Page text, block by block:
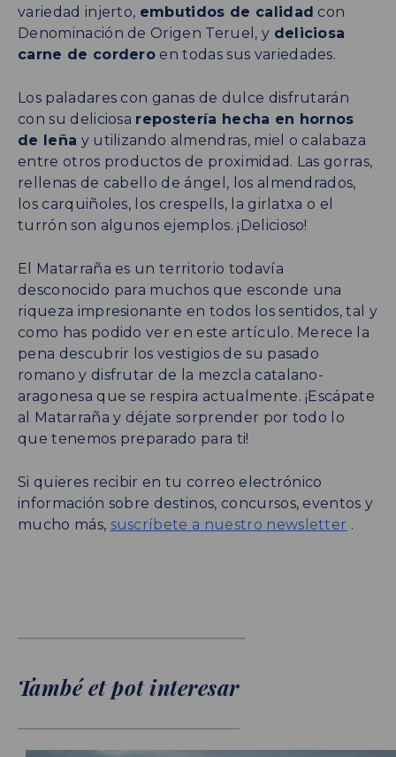
variedad injerto, embutidos de calidad con
Denominación de Origen Teruel, y deliciosa
carne de cordero en todas sus variedades.
Los paladares con ganas de dulce disfrutarán
con su deliciosa repostería hecha en hornos
de leña y utilizando almendras, miel o calabaza
entre otros productos de proximidad. Las gorras,
rellenas de cabello de ángel, los almendrados,
los carquiñoles, los crespells, la girlatxa o el
turrón son algunos ejemplos. ¡Delicioso!
El Matarraña es un territorio todavía
desconocido para muchos que esconde una
riqueza impresionante en todos los sentidos, tal y
como has podido ver en este artículo. Merece la
pena descubrir los vestigios de su pasado
romano y disfrutar de la mezcla catalano-
aragonesa que se respira actualmente. ¡Escápate
al Matarraña y déjate sorprender por todo lo
que tenemos preparado para ti!
Si quieres recibir en tu correo electrónico
información sobre destinos, concursos, eventos y
mucho más, suscríbete a nuestro newsletter .
També et pot interesar